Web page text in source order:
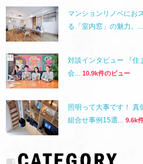
マンションリノベにお
る「室内窓」の魅力。...
対談インタビュー 『住
会...
10.9k件のビュー
照明って大事です！ 真
組合せ事例15選...
9.6k